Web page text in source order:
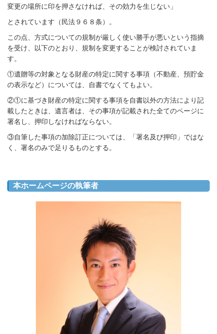
変更の場所に印を押さなければ、その効力を生じない」
とされています（民法９６８条）。
この点、方式についての規制が厳しく使い勝手が悪いという指摘
を受け、以下のとおり、規制を変更することが検討されていま
す。
①遺贈等の対象となる財産の特定に関する事項（不動産、預貯金
の表示など）については、自書でなくてもよい。
②①に基づき財産の特定に関する事項を自書以外の方法により記
載したときは、遺言者は、その事項が記載された全てのページに
署名し、押印しなければならない。
③自筆した事項の加除訂正については、「署名及び押印」ではな
く、署名のみで足りるものとする。
本ホームページの執筆者